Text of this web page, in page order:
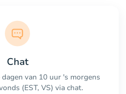
Chat
van 10 uur 's morgens
(EST, VS) via chat.